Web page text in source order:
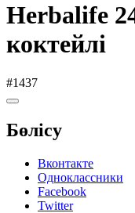
Herbalife
коктейлі
#1437
Бөлісу
Вконтакте
Одноклассники
Facebook
Twitter